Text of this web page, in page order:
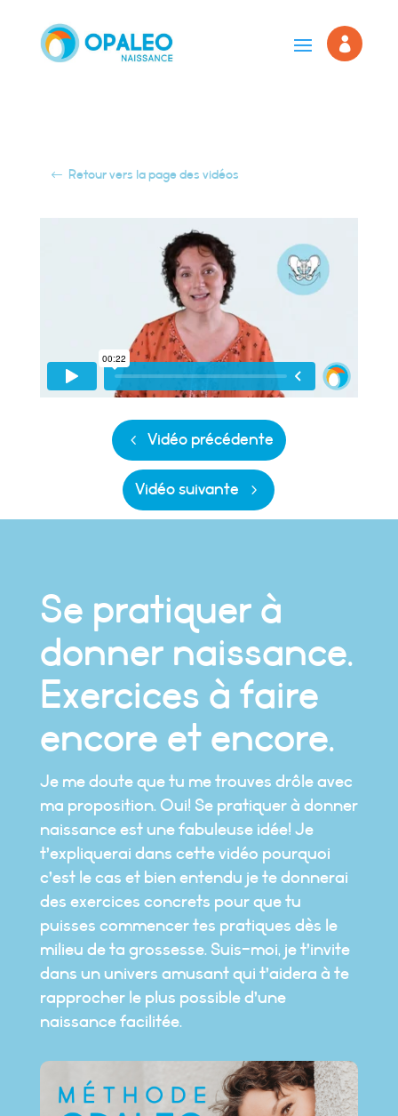

Retour vers la page des vidéos
Vidéo précédente
Vidéo suivante
Se pratiquer à
donner naissance.
Exercices à faire
encore et encore.
Je me doute que tu me trouves drôle avec
ma proposition. Oui! Se pratiquer à donner
naissance est une fabuleuse idée! Je
t’expliquerai dans cette vidéo pourquoi
c’est le cas et bien entendu je te donnerai
des exercices concrets pour que tu
puisses commencer tes pratiques dès le
milieu de ta grossesse. Suis-moi, je t’invite
dans un univers amusant qui t’aidera à te
rapprocher le plus possible d’une
naissance facilitée.